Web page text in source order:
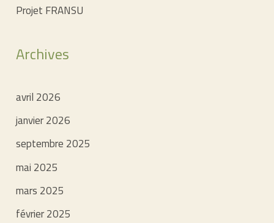
Projet FRANSU
Archives
avril 2026
janvier 2026
septembre 2025
mai 2025
mars 2025
février 2025